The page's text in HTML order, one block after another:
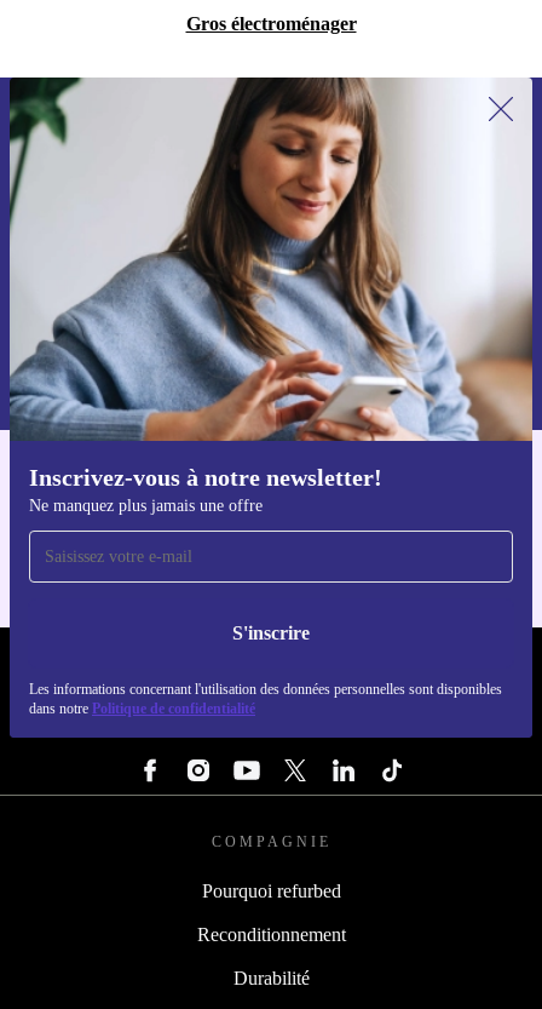
Gros électroménager
Inscrivez-vous à notre newsletter!
Ne manquez plus jamais une offre
S'inscrire
Les informations concernant l'utilisation des données personnelles sont disponibles
dans notre Politique de confidentialité
Recevoir offres et infos de refurbed
par mail
Ne manquez plus aucune offre.
S'inscrire
Retrouvez les informations sur l'utilisation des données personnelles
dans notre
politique de confidentialité.
Téléchargez l'application refurbed
Pour iOS et Android
COMPAGNIE
Pourquoi refurbed
Reconditionnement
Durabilité